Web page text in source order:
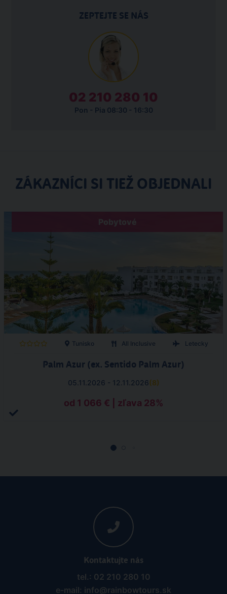
ZEPTEJTE SE NÁS
02 210 280 10
Pon - Pia 08:30 - 16:30
ZÁKAZNÍCI SI TIEŽ OBJEDNALI
Pobytové
Tunisko All Inclusive Letecky
Palm Azur (ex. Sentido Palm Azur)
05.11.2026 - 12.11.2026(8)
od 1 066 € | zľava 28%
Kontaktujte nás
tel.: 02 210 280 10
e-mail: info@rainbowtours.sk